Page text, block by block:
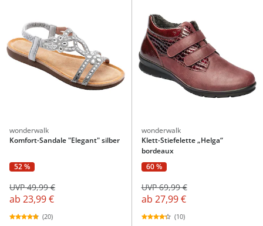
wonderwalk
Komfort-Sandale "Elegant" silber
52 %
ab 23,99 €
UVP 49,99 €
(20)
wonderwalk
Klett-Stiefelette „Helga“
bordeaux
60 %
ab 27,99 €
UVP 69,99 €
(10)